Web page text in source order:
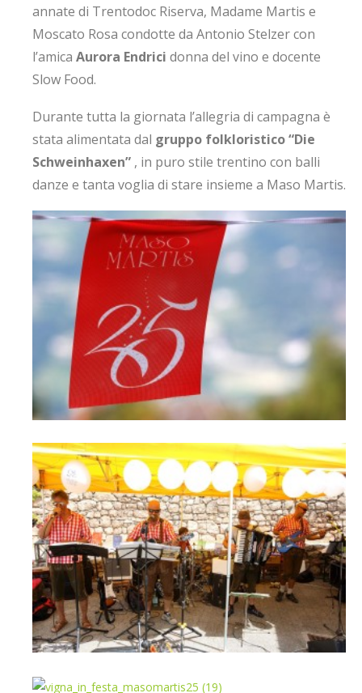
annate di Trentodoc Riserva, Madame Martis e
Moscato Rosa condotte da Antonio Stelzer con
l’amica Aurora Endrici donna del vino e docente
Slow Food.
Durante tutta la giornata l’allegria di campagna è
stata alimentata dal gruppo folkloristico “Die
Schweinhaxen” , in puro stile trentino con balli
danze e tanta voglia di stare insieme a Maso Martis.